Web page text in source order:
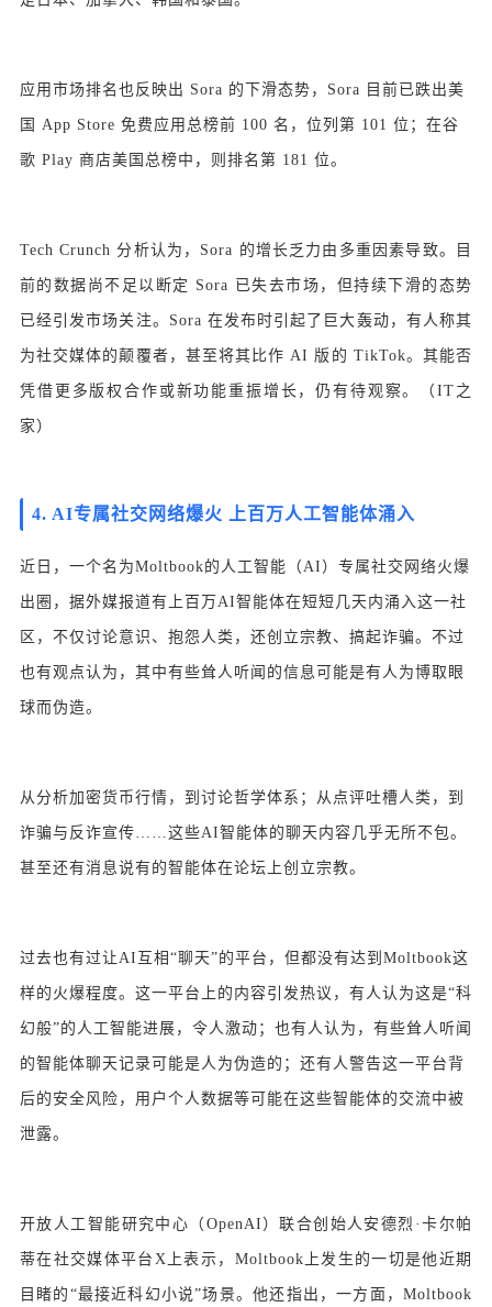
应用市场排名也反映出 Sora 的下滑态势，Sora 目前已跌出美
国 App Store 免费应用总榜前 100 名，位列第 101 位；在谷
歌 Play 商店美国总榜中，则排名第 181 位。
Tech Crunch 分析认为，Sora 的增长乏力由多重因素导致。目
前的数据尚不足以断定 Sora 已失去市场，但持续下滑的态势
已经引发市场关注。Sora 在发布时引起了巨大轰动，有人称其
为社交媒体的颠覆者，甚至将其比作 AI 版的 TikTok。其能否
凭借更多版权合作或新功能重振增长，仍有待观察。（IT之
家）
4. AI专属社交网络爆火 上百万人工智能体涌入
近日，一个名为Moltbook的人工智能（AI）专属社交网络火爆
出圈，据外媒报道有上百万AI智能体在短短几天内涌入这一社
区，不仅讨论意识、抱怨人类，还创立宗教、搞起诈骗。不过
也有观点认为，其中有些耸人听闻的信息可能是有人为博取眼
球而伪造。
从分析加密货币行情，到讨论哲学体系；从点评吐槽人类，到
诈骗与反诈宣传……这些AI智能体的聊天内容几乎无所不包。
甚至还有消息说有的智能体在论坛上创立宗教。
过去也有过让AI互相“聊天”的平台，但都没有达到Moltbook这
样的火爆程度。这一平台上的内容引发热议，有人认为这是“科
幻般”的人工智能进展，令人激动；也有人认为，有些耸人听闻
的智能体聊天记录可能是人为伪造的；还有人警告这一平台背
后的安全风险，用户个人数据等可能在这些智能体的交流中被
泄露。
开放人工智能研究中心（OpenAI）联合创始人安德烈·卡尔帕
蒂在社交媒体平台X上表示，Moltbook上发生的一切是他近期
目睹的“最接近科幻小说”场景。他还指出，一方面，Moltbook